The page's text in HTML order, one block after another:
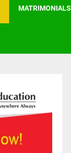
MATRIMONIALS